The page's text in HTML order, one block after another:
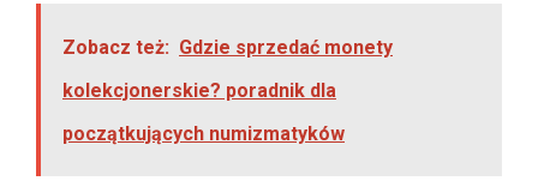
Zobacz też: Gdzie sprzedać monety
kolekcjonerskie? poradnik dla
początkujących numizmatyków